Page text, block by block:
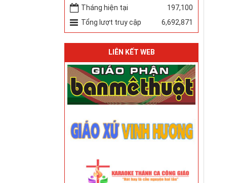
Tháng hiện tại
197,100
Tổng lượt truy cập
6,692,871
LIÊN KẾT WEB